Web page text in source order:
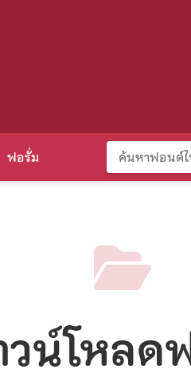
ฟอรั่ม
วน์โหล